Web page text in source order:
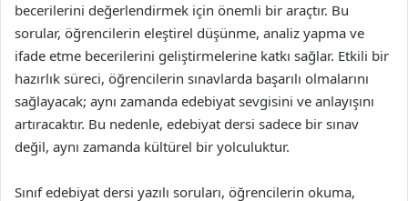
becerilerini değerlendirmek için önemli bir araçtır. Bu
sorular, öğrencilerin eleştirel düşünme, analiz yapma ve
ifade etme becerilerini geliştirmelerine katkı sağlar. Etkili bir
hazırlık süreci, öğrencilerin sınavlarda başarılı olmalarını
sağlayacak; aynı zamanda edebiyat sevgisini ve anlayışını
artıracaktır. Bu nedenle, edebiyat dersi sadece bir sınav
değil, aynı zamanda kültürel bir yolculuktur.
Sınıf edebiyat dersi yazılı soruları, öğrencilerin okuma,